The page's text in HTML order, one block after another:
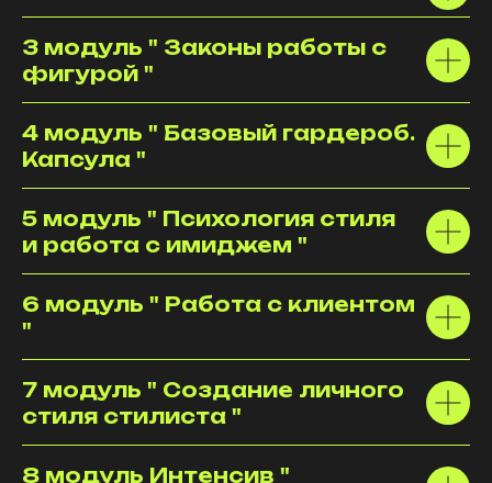
3 модуль " Законы работы с
фигурой "
4 модуль " Базовый гардероб.
Капсула "
5 модуль " Психология стиля
и работа с имиджем "
6 модуль " Работа с клиентом
"
7 модуль " Создание личного
стиля стилиста "
8 модуль Интенсив "